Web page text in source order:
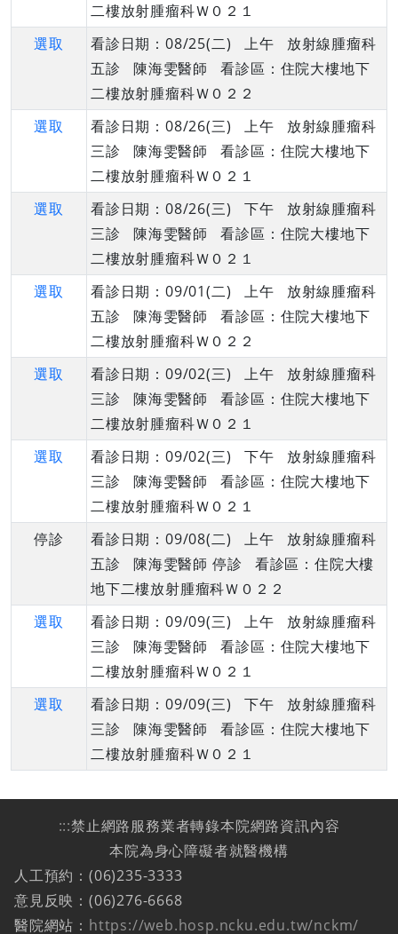
二樓放射腫瘤科Ｗ０２１
選取
看診日期：08/25(二) 上午 放射線腫瘤科
五診 陳海雯醫師 看診區：住院大樓地下
二樓放射腫瘤科Ｗ０２２
選取
看診日期：08/26(三) 上午 放射線腫瘤科
三診 陳海雯醫師 看診區：住院大樓地下
二樓放射腫瘤科Ｗ０２１
選取
看診日期：08/26(三) 下午 放射線腫瘤科
三診 陳海雯醫師 看診區：住院大樓地下
二樓放射腫瘤科Ｗ０２１
選取
看診日期：09/01(二) 上午 放射線腫瘤科
五診 陳海雯醫師 看診區：住院大樓地下
二樓放射腫瘤科Ｗ０２２
選取
看診日期：09/02(三) 上午 放射線腫瘤科
三診 陳海雯醫師 看診區：住院大樓地下
二樓放射腫瘤科Ｗ０２１
選取
看診日期：09/02(三) 下午 放射線腫瘤科
三診 陳海雯醫師 看診區：住院大樓地下
二樓放射腫瘤科Ｗ０２１
停診
看診日期：09/08(二) 上午 放射線腫瘤科
五診 陳海雯醫師 停診 看診區：住院大樓
地下二樓放射腫瘤科Ｗ０２２
選取
看診日期：09/09(三) 上午 放射線腫瘤科
三診 陳海雯醫師 看診區：住院大樓地下
二樓放射腫瘤科Ｗ０２１
選取
看診日期：09/09(三) 下午 放射線腫瘤科
三診 陳海雯醫師 看診區：住院大樓地下
二樓放射腫瘤科Ｗ０２１
:::禁止網路服務業者轉錄本院網路資訊內容
本院為身心障礙者就醫機構
人工預約：(06)235-3333
意見反映：(06)276-6668
醫院網站： https://web.hosp.ncku.edu.tw/nckm/